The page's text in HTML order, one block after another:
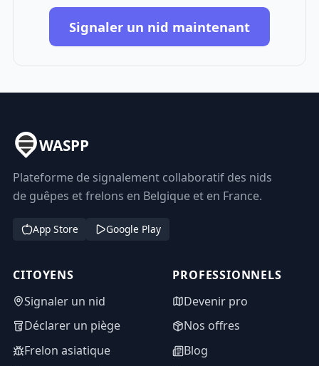
Signaler un nid maintenant
WASPP
Plateforme de signalement collaboratif des nids
de guêpes et frelons en Belgique et en France.
App Store Google Play
CITOYENS
Signaler un nid
Déclarer un piège
Frelon asiatique
PROFESSIONNELS
Devenir pro
Nos offres
Blog